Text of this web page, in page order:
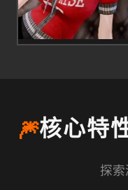
🎆核心特
探